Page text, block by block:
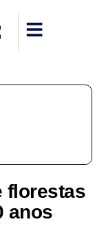
florestas
anos